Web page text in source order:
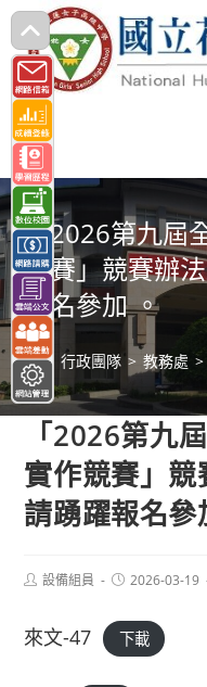
跳
轉
至
主
要
內
容 「2026第九屆
競賽」競賽辦
報名參加 。
> 行政團隊 > 教務處 >
「2026第九
實作競賽」競
請踴躍報名參
Post設備組員
Post2026-03-19
來文-47 下載